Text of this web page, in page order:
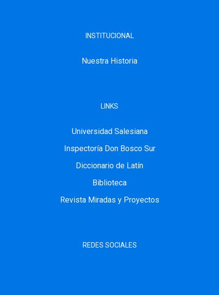
INSTITUCIONAL
Nuestra Historia
LINKS
Universidad Salesiana
Inspectoría Don Bosco Sur
Diccionario de Latín
Biblioteca
Revista Miradas y Proyectos
REDES SOCIALES